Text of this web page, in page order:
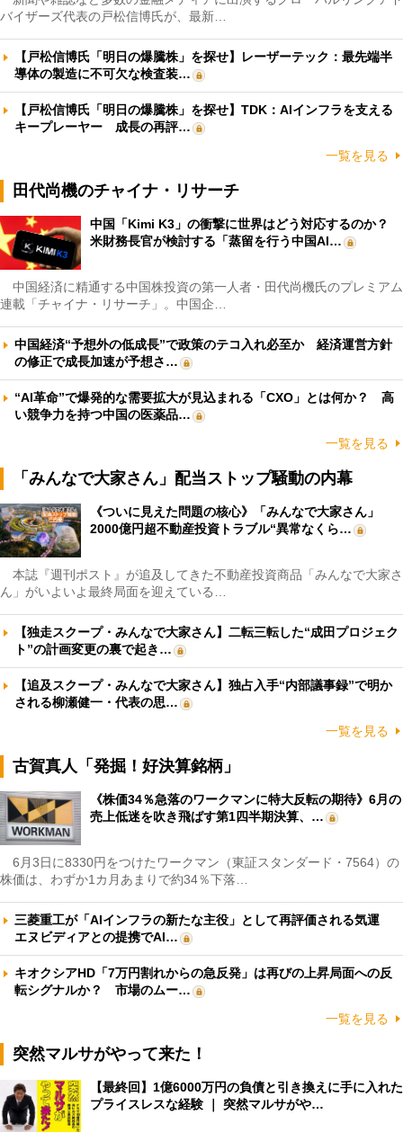
バイザーズ代表の戸松信博氏が、最新…
【戸松信博氏「明日の爆騰株」を探せ】レーザーテック：最先端半
導体の製造に不可欠な検査装…
【戸松信博氏「明日の爆騰株」を探せ】TDK：AIインフラを支える
キープレーヤー 成長の再評…
一覧を見る
田代尚機のチャイナ・リサーチ
中国「Kimi K3」の衝撃に世界はどう対応するのか？
米財務長官が検討する「蒸留を行う中国AI…
中国経済に精通する中国株投資の第一人者・田代尚機氏のプレミアム
連載「チャイナ・リサーチ」。中国企…
中国経済“予想外の低成長”で政策のテコ入れ必至か 経済運営方針
の修正で成長加速が予想さ…
“AI革命”で爆発的な需要拡大が見込まれる「CXO」とは何か？ 高
い競争力を持つ中国の医薬品…
一覧を見る
「みんなで大家さん」配当ストップ騒動の内幕
《ついに見えた問題の核心》「みんなで大家さん」
2000億円超不動産投資トラブル“異常なくら…
本誌『週刊ポスト』が追及してきた不動産投資商品「みんなで大家さ
ん」がいよいよ最終局面を迎えている…
【独走スクープ・みんなで大家さん】二転三転した“成田プロジェク
ト”の計画変更の裏で起き…
【追及スクープ・みんなで大家さん】独占入手“内部議事録”で明か
される柳瀬健一・代表の思…
一覧を見る
古賀真人「発掘！好決算銘柄」
《株価34％急落のワークマンに特大反転の期待》6月の
売上低迷を吹き飛ばす第1四半期決算、…
6月3日に8330円をつけたワークマン（東証スタンダード・7564）の
株価は、わずか1カ月あまりで約34％下落…
三菱重工が「AIインフラの新たな主役」として再評価される気運
エヌビディアとの提携でAI…
キオクシアHD「7万円割れからの急反発」は再びの上昇局面への反
転シグナルか？ 市場のムー…
一覧を見る
突然マルサがやって来た！
【最終回】1億6000万円の負債と引き換えに手に入れた
プライスレスな経験 ｜ 突然マルサがや…